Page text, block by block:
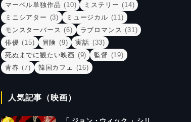
マーベル単独作品 (10) ミステリー (14)
ミニシアター (3) ミュージカル (11)
モンスターバース (6) ラブロマンス (31)
俳優 (15) 冒険 (9) 実話 (33)
死ぬまでに観たい映画 (9) 監督 (19)
青春 (7) 韓国カフェ (16)
人気記事（映画）